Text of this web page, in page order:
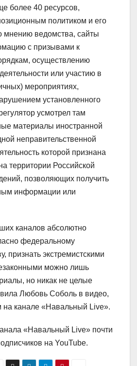
более 40 ресурсов,
политиком и его
мнению ведомства, сайты
с призывами к
осуществлению
или участию в
мероприятиях,
установленного
усмотрел там
материалы иностранной
неправительственной
которой признана
территории Российской
позволяющих получить
информации или
каналов абсолютно
федеральному
признать экстремистскими
можно лишь
но никак не целые
Любовь Соболь в видео,
на канале «Навальный Live».
«Навальный Live» почти
на YouTube.